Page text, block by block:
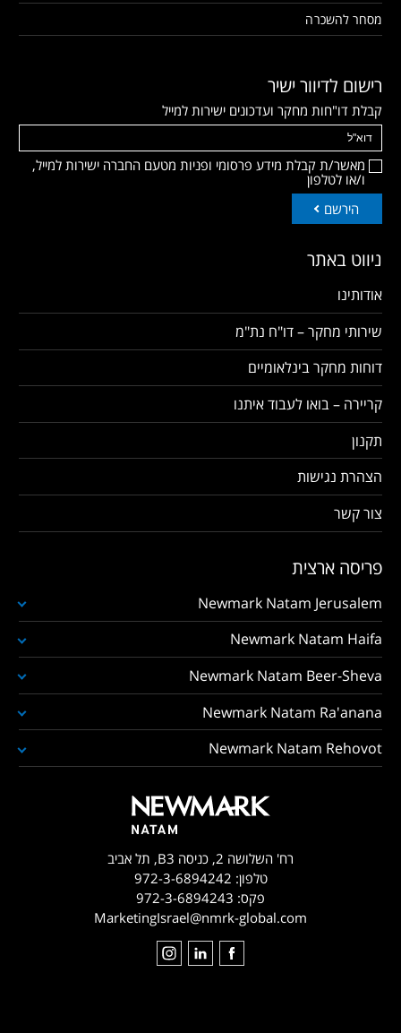
מסחר להשכרה
רישום לדיוור ישיר
קבלת דו"חות מחקר ועדכונים ישירות למייל
מאשר/ת קבלת מידע פרסומי ופניות מטעם החברה ישירות למייל,
ו/או לטלפון
הירשם
ניווט באתר
אודותינו
שירותי מחקר – דו"ח נת"מ
דוחות מחקר בינלאומיים
קריירה – בואו לעבוד איתנו
תקנון
הצהרת נגישות
צור קשר
פריסה ארצית
Newmark Natam Jerusalem
Newmark Natam Haifa
Newmark Natam Beer-Sheva
Newmark Natam Ra'anana
Newmark Natam Rehovot
רח' השלושה 2, כניסה B3, תל אביב
טלפון: 972-3-6894242
פקס: 972-3-6894243
MarketingIsrael@nmrk-global.com